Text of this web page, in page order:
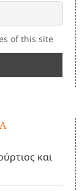
of this site
και